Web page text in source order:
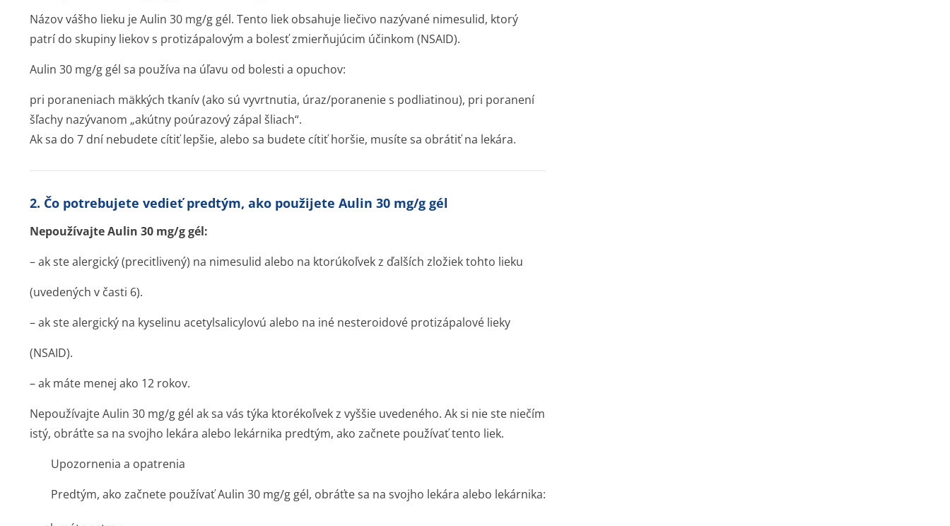
Názov vášho lieku je Aulin 30 mg/g gél. Tento liek obsahuje liečivo nazývané nimesulid, ktorý
patrí do skupiny liekov s protizápalovým a bolesť zmierňujúcim účinkom (NSAID).
Aulin 30 mg/g gél sa používa na úľavu od bolesti a opuchov:
pri poraneniach mäkkých tkanív (ako sú vyvrtnutia, úraz/poranenie s podliatinou), pri poranení
šľachy nazývanom „akútny poúrazový zápal šliach“.
Ak sa do 7 dní nebudete cítiť lepšie, alebo sa budete cítiť horšie, musíte sa obrátiť na lekára.
2. Čo potrebujete vedieť predtým, ako použijete Aulin 30 mg/g gél
Nepoužívajte Aulin 30 mg/g gél:
– ak ste alergický (precitlivený) na nimesulid alebo na ktorúkoľvek z ďalších zložiek tohto lieku
(uvedených v časti 6).
– ak ste alergický na kyselinu acetylsalicylovú alebo na iné nesteroidové protizápalové lieky
(NSAID).
– ak máte menej ako 12 rokov.
Nepoužívajte Aulin 30 mg/g gél ak sa vás týka ktorékoľvek z vyššie uvedeného. Ak si nie ste niečím
istý, obráťte sa na svojho lekára alebo lekárnika predtým, ako začnete používať tento liek.
Upozornenia a opatrenia
Predtým, ako začnete používať Aulin 30 mg/g gél, obráťte sa na svojho lekára alebo lekárnika: